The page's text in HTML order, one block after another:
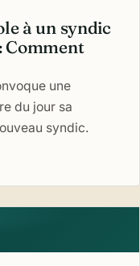
à un syndic
Comment
une
du jour sa
syndic.